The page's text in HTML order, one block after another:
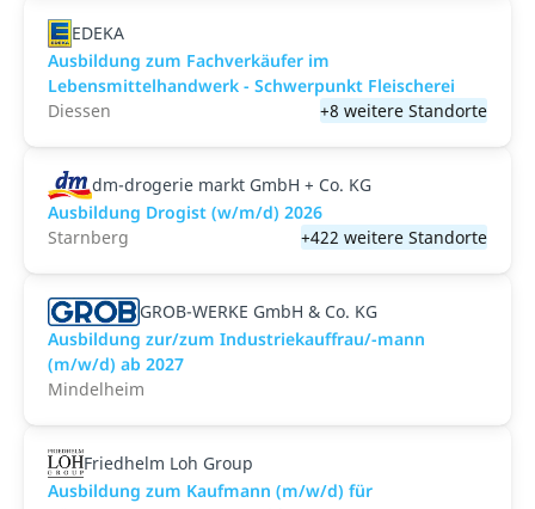
EDEKA
Ausbildung zum Fachverkäufer im
Lebensmittelhandwerk - Schwerpunkt Fleischerei
Diessen
+8 weitere Standorte
dm-drogerie markt GmbH + Co. KG
Ausbildung Drogist (w/m/d) 2026
Starnberg
+422 weitere Standorte
GROB-WERKE GmbH & Co. KG
Ausbildung zur/zum Industriekauffrau/-mann
(m/w/d) ab 2027
Mindelheim
Friedhelm Loh Group
Ausbildung zum Kaufmann (m/w/d) für